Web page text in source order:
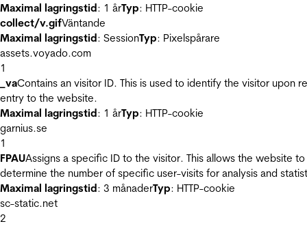
Maximal lagringstid: 1 årTyp: HTTP-cookie
collect/v.gifVäntande
Maximal lagringstid: SessionTyp: Pixelspårare
assets.voyado.com
1
_vaContains an visitor ID. This is used to identify the visitor upon
entry to the website.
Maximal lagringstid: 1 årTyp: HTTP-cookie
garnius.se
1
FPAUAssigns a specific ID to the visitor. This allows the website to
determine the number of specific user-visits for analysis and
Maximal lagringstid: 3 månaderTyp: HTTP-cookie
sc-static.net
2